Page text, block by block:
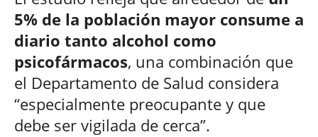
5% de la población mayor consume a
diario tanto alcohol como
psicofármacos, una combinación que
el Departamento de Salud considera
“especialmente preocupante y que
debe ser vigilada de cerca”.​